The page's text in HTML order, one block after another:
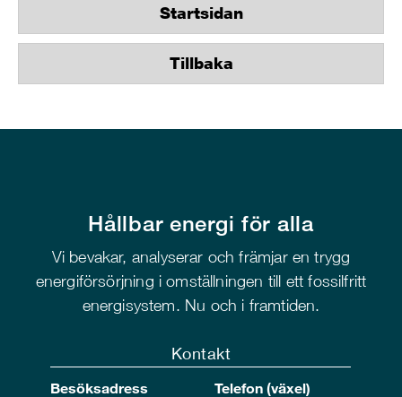
Startsidan
Tillbaka
Hållbar energi för alla
Vi bevakar, analyserar och främjar en trygg
energiförsörjning i omställningen till ett fossilfritt
energisystem. Nu och i framtiden.
Kontakt
Besöksadress
Telefon (växel)